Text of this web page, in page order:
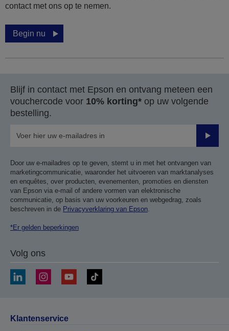
contact met ons op te nemen.
Begin nu
Blijf in contact met Epson en ontvang meteen een
vouchercode voor 10% korting* op uw volgende
bestelling.
Door uw e-mailadres op te geven, stemt u in met het ontvangen van
marketingcommunicatie, waaronder het uitvoeren van marktanalyses
en enquêtes, over producten, evenementen, promoties en diensten
van Epson via e-mail of andere vormen van elektronische
communicatie, op basis van uw voorkeuren en webgedrag, zoals
beschreven in de Privacyverklaring van Epson.
*Er gelden beperkingen
Volg ons
Klantenservice